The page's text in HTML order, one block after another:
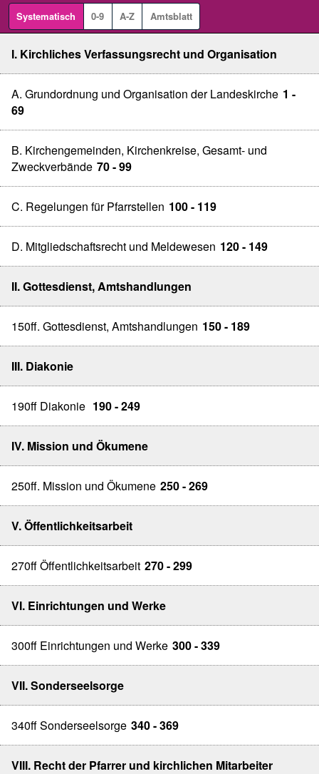
Systematisch 0-9 A-Z Amtsblatt
I. Kirchliches Verfassungsrecht und Organisation
A. Grundordnung und Organisation der Landeskirche 1 -
69
B. Kirchengemeinden, Kirchenkreise, Gesamt- und
Zweckverbände 70 - 99
C. Regelungen für Pfarrstellen 100 - 119
D. Mitgliedschaftsrecht und Meldewesen 120 - 149
II. Gottesdienst, Amtshandlungen
150ff. Gottesdienst, Amtshandlungen 150 - 189
III. Diakonie
190ff Diakonie 190 - 249
IV. Mission und Ökumene
250ff. Mission und Ökumene 250 - 269
V. Öffentlichkeitsarbeit
270ff Öffentlichkeitsarbeit 270 - 299
VI. Einrichtungen und Werke
300ff Einrichtungen und Werke 300 - 339
VII. Sonderseelsorge
340ff Sonderseelsorge 340 - 369
VIII. Recht der Pfarrer und kirchlichen Mitarbeiter